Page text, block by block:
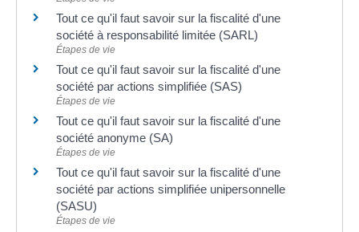
Tout ce qu'il faut savoir sur la fiscalité d'une
société à responsabilité limitée (SARL)
Étapes de vie
Tout ce qu'il faut savoir sur la fiscalité d'une
société par actions simplifiée (SAS)
Étapes de vie
Tout ce qu'il faut savoir sur la fiscalité d'une
société anonyme (SA)
Étapes de vie
Tout ce qu'il faut savoir sur la fiscalité d'une
société par actions simplifiée unipersonnelle
(SASU)
Étapes de vie